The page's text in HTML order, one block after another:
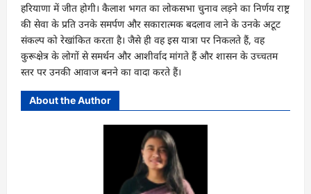
हरियाणा में जीत होगी। कैलाश भगत का लोकसभा चुनाव लड़ने का निर्णय राष्ट्र
की सेवा के प्रति उनके समर्पण और सकारात्मक बदलाव लाने के उनके अटूट
संकल्प को रेखांकित करता है। जैसे ही वह इस यात्रा पर निकलते हैं, वह
कुरूक्षेत्र के लोगों से समर्थन और आशीर्वाद मांगते हैं और शासन के उच्चतम
स्तर पर उनकी आवाज बनने का वादा करते हैं।
About the Author